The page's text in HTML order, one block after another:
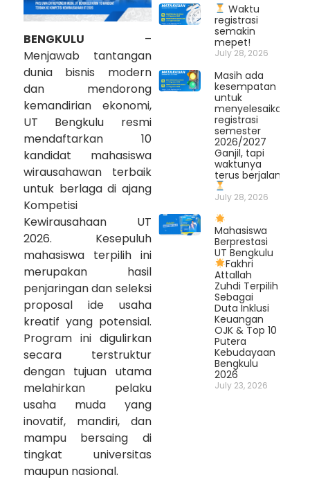
BENGKULU –
Menjawab tantangan
dunia bisnis modern
dan mendorong
kemandirian ekonomi,
UT Bengkulu resmi
mendaftarkan 10
kandidat mahasiswa
wirausahawan terbaik
untuk berlaga di ajang
Kompetisi
Kewirausahaan UT
2026. Kesepuluh
mahasiswa terpilih ini
merupakan hasil
penjaringan dan seleksi
proposal ide usaha
kreatif yang potensial.
Program ini digulirkan
secara terstruktur
dengan tujuan utama
melahirkan pelaku
usaha muda yang
inovatif, mandiri, dan
mampu bersaing di
tingkat universitas
maupun nasional.
Waktu
registrasi
semakin
mepet!
July 28, 2026
Masih ada
kesempatan
untuk
menyelesaikan
registrasi
semester
2026/2027
Ganjil, tapi
waktunya
terus berjalan.
July 28, 2026
Mahasiswa
Berprestasi
UT Bengkulu
Fakhri
Attallah
Zuhdi Terpilih
Sebagai
Duta Inklusi
Keuangan
OJK & Top 10
Putera
Kebudayaan
Bengkulu
2026
July 23, 2026